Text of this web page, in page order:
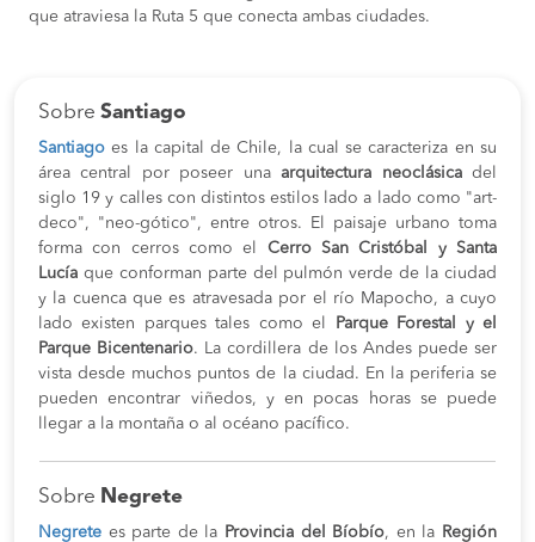
que atraviesa la Ruta 5 que conecta ambas ciudades.
Sobre Santiago
Santiago es la capital de Chile, la cual se caracteriza en su
área central por poseer una arquitectura neoclásicadel
siglo 19 y calles con distintos estilos lado a lado como "art-
deco", "neo-gótico", entre otros. El paisaje urbano toma
forma con cerros como el Cerro San Cristóbal y Santa
Lucía que conforman parte del pulmón verde de la ciudad
y la cuenca que es atravesada por el río Mapocho, a cuyo
lado existen parques tales como el
Parque Forestal y el
Parque Bicentenario. La cordillera de los Andes puede ser
vista desde muchos puntos de la ciudad. En la periferia se
pueden encontrar viñedos, y en pocas horas se puede
llegar a la montaña o al océano pacífico.
Sobre Negrete
Negrete es parte de la Provincia del Bíobío, en la
Región